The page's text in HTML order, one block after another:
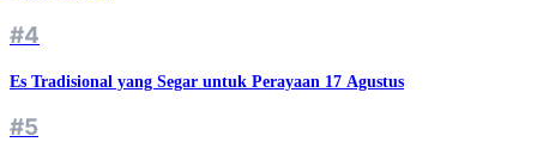
#4
Es Tradisional yang Segar untuk Perayaan 17 Agustus
#5